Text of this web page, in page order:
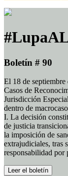
Boletín # 90
El 18 de
Casos de
Jurisdicción
dentro de
I. La decisión
de justicia
la imposición de
extrajudiciales, tras
responsabilidad por
Leer el boletín